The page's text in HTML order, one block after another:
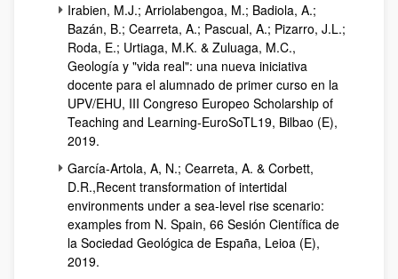
Irabien, M.J.; Arriolabengoa, M.; Badiola, A.;
Bazán, B.; Cearreta, A.; Pascual, A.; Pizarro, J.L.;
Roda, E.; Urtiaga, M.K. & Zuluaga, M.C.,
Geología y "vida real": una nueva iniciativa
docente para el alumnado de primer curso en la
UPV/EHU, III Congreso Europeo Scholarship of
Teaching and Learning-EuroSoTL19, Bilbao (E),
2019.
García-Artola, A, N.; Cearreta, A. & Corbett,
D.R.,Recent transformation of intertidal
environments under a sea-level rise scenario:
examples from N. Spain, 66 Sesión Científica de
la Sociedad Geológica de España, Leioa (E),
2019.